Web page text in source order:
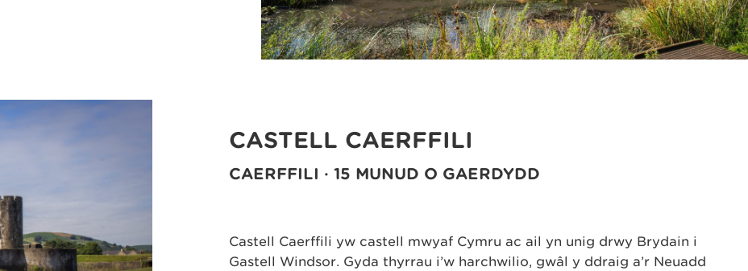
CASTELL CAERFFILI
CAERFFILI · 15 MUNUD O GAERDYDD
Castell Caerffili yw castell mwyaf Cymru ac ail yn unig drwy Brydain i
Gastell Windsor. Gyda thyrrau i’w harchwilio, gwâl y ddraig a’r Neuadd